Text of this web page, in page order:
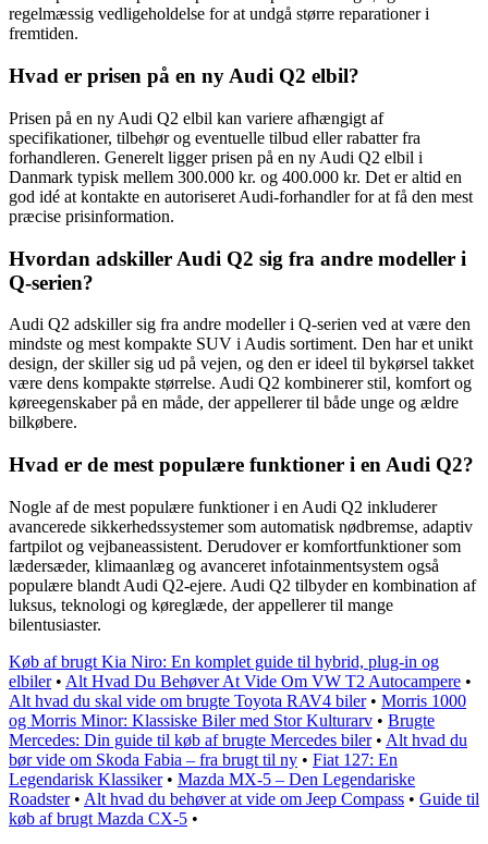
regelmæssig vedligeholdelse for at undgå større reparationer i
fremtiden.
Hvad er prisen på en ny Audi Q2 elbil?
Prisen på en ny Audi Q2 elbil kan variere afhængigt af
specifikationer, tilbehør og eventuelle tilbud eller rabatter fra
forhandleren. Generelt ligger prisen på en ny Audi Q2 elbil i
Danmark typisk mellem 300.000 kr. og 400.000 kr. Det er altid en
god idé at kontakte en autoriseret Audi-forhandler for at få den mest
præcise prisinformation.
Hvordan adskiller Audi Q2 sig fra andre modeller i
Q-serien?
Audi Q2 adskiller sig fra andre modeller i Q-serien ved at være den
mindste og mest kompakte SUV i Audis sortiment. Den har et unikt
design, der skiller sig ud på vejen, og den er ideel til bykørsel takket
være dens kompakte størrelse. Audi Q2 kombinerer stil, komfort og
køreegenskaber på en måde, der appellerer til både unge og ældre
bilkøbere.
Hvad er de mest populære funktioner i en Audi Q2?
Nogle af de mest populære funktioner i en Audi Q2 inkluderer
avancerede sikkerhedssystemer som automatisk nødbremse, adaptiv
fartpilot og vejbaneassistent. Derudover er komfortfunktioner som
lædersæder, klimaanlæg og avanceret infotainmentsystem også
populære blandt Audi Q2-ejere. Audi Q2 tilbyder en kombination af
luksus, teknologi og køreglæde, der appellerer til mange
bilentusiaster.
Køb af brugt Kia Niro: En komplet guide til hybrid, plug-in og
elbiler• Alt Hvad Du Behøver At Vide Om VW T2 Autocampere •
Alt hvad du skal vide om brugte Toyota RAV4 biler• Morris 1000
og Morris Minor: Klassiske Biler med Stor Kulturarv • Brugte
Mercedes: Din guide til køb af brugte Mercedes biler• Alt hvad du
bør vide om Skoda Fabia – fra brugt til ny • Fiat 127: En
Legendarisk Klassiker• Mazda MX-5 – Den Legendariske
Roadster• Alt hvad du behøver at vide om Jeep Compass • Guide til
køb af brugt Mazda CX-5 •